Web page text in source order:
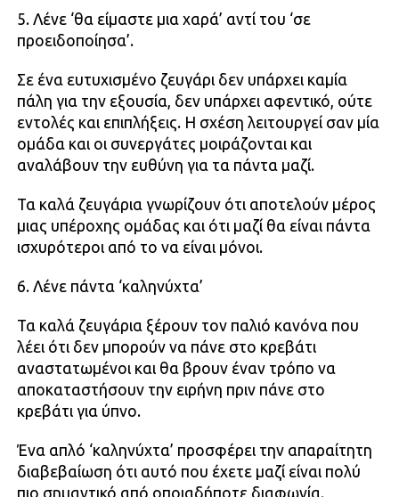
5. Λένε ‘θα είμαστε μια χαρά’ αντί του ‘σε
προειδοποίησα’.
Σε ένα ευτυχισμένο ζευγάρι δεν υπάρχει καμία
πάλη για την εξουσία, δεν υπάρχει αφεντικό, ούτε
εντολές και επιπλήξεις. Η σχέση λειτουργεί σαν μία
ομάδα και οι συνεργάτες μοιράζονται και
αναλάβουν την ευθύνη για τα πάντα μαζί.
Τα καλά ζευγάρια γνωρίζουν ότι αποτελούν μέρος
μιας υπέροχης ομάδας και ότι μαζί θα είναι πάντα
ισχυρότεροι από το να είναι μόνοι.
6. Λένε πάντα ‘καληνύχτα’
Τα καλά ζευγάρια ξέρουν τον παλιό κανόνα που
λέει ότι δεν μπορούν να πάνε στο κρεβάτι
αναστατωμένοι και θα βρουν έναν τρόπο να
αποκαταστήσουν την ειρήνη πριν πάνε στο
κρεβάτι για ύπνο.
Ένα απλό ‘καληνύχτα’ προσφέρει την απαραίτητη
διαβεβαίωση ότι αυτό που έχετε μαζί είναι πολύ
πιο σημαντικό από οποιαδήποτε διαφωνία.